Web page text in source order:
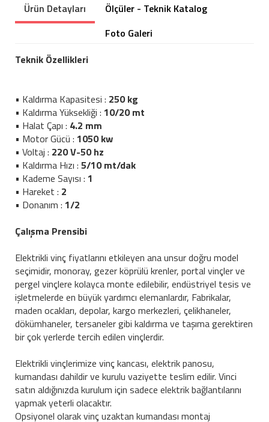
Ürün Detayları
Ölçüler - Teknik Katalog
Foto Galeri
Teknik Özellikleri
• Kaldırma Kapasitesi : 250 kg
• Kaldırma Yüksekliği : 10/20 mt
• Halat Çapı : 4.2 mm
• Motor Gücü : 1050 kw
• Voltaj : 220 V-50 hz
• Kaldırma Hızı : 5/10 mt/dak
• Kademe Sayısı : 1
• Hareket : 2
• Donanım : 1/2
Çalışma Prensibi
Elektrikli vinç fiyatlarını etkileyen ana unsur doğru model
seçimidir, monoray, gezer köprülü krenler, portal vinçler ve
pergel vinçlere kolayca monte edilebilir, endüstriyel tesis ve
işletmelerde en büyük yardımcı elemanlardır, Fabrikalar,
maden ocakları, depolar, kargo merkezleri, çelikhaneler,
dökümhaneler, tersaneler gibi kaldırma ve taşıma gerektiren
bir çok yerlerde tercih edilen vinçlerdir.
Elektrikli vinçlerimize vinç kancası, elektrik panosu,
kumandası dahildir ve kurulu vaziyette teslim edilir. Vinci
satın aldığınızda kurulum için sadece elektrik bağlantılarını
yapmak yeterli olacaktır.
Opsiyonel olarak vinç uzaktan kumandası montaj